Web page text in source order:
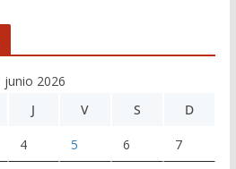
junio 2026
J V S D
4 5 6 7